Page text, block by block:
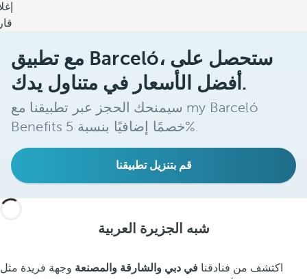
مع تطبيق Barceló، ستحصل على
أفضل الأسعار في متناول يدك.
سيمنحك الحجز عبر تطبيقنا مع my Barceló
Benefits خصمًا إضافيًا بنسبة 5%.
قم بتنزيل تطبيقنا
شبه الجزيرة العربية
اكتشف من فنادقنا في دبي والشارقة والمصنعة وجهة فريدة مثل